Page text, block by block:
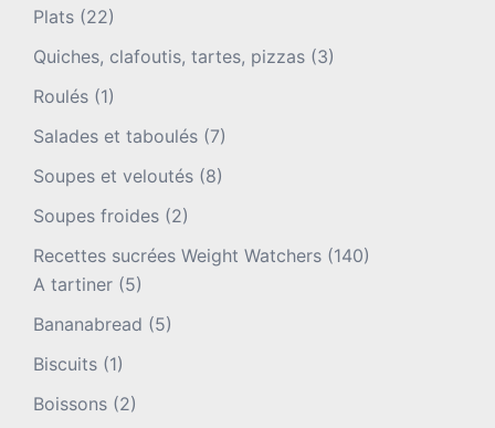
Plats (22)
Quiches, clafoutis, tartes, pizzas (3)
Roulés (1)
Salades et taboulés (7)
Soupes et veloutés (8)
Soupes froides (2)
Recettes sucrées Weight Watchers (140)
A tartiner (5)
Bananabread (5)
Biscuits (1)
Boissons (2)